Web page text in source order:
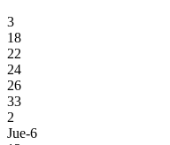
3
18
22
24
26
33
2
Jue-6